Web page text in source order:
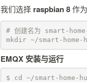
我们选择 raspbian 8作
# 创建名为 smart-
mkdir ~/smart-home-
EMQX 安装与运行
$ cd ~/smart-home-